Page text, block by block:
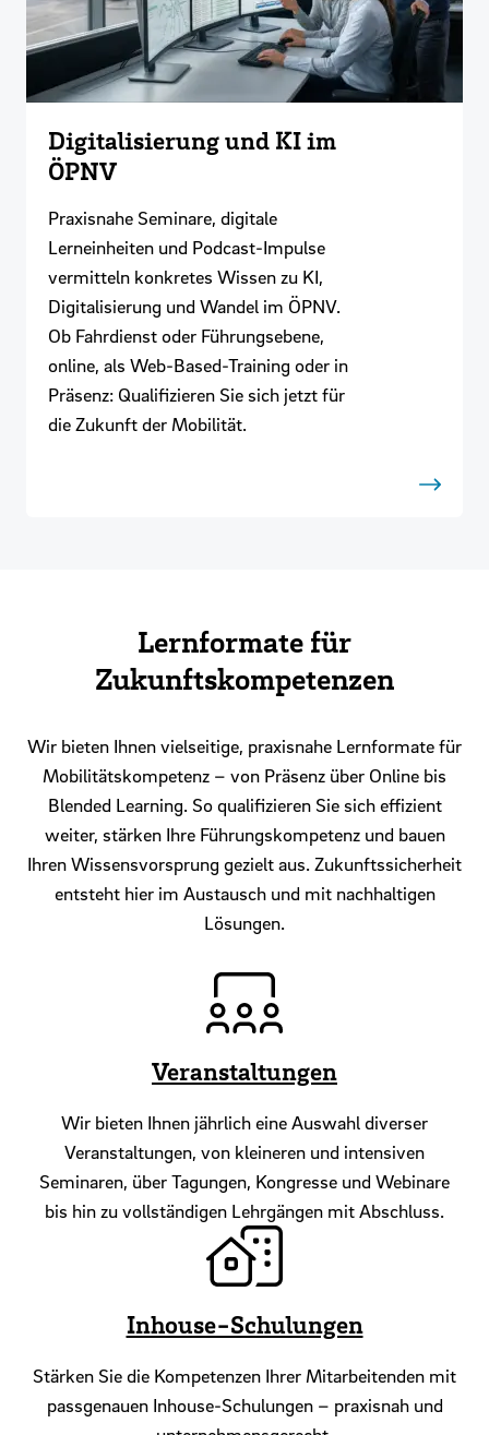
Digitalisierung und KI im
ÖPNV
Praxisnahe Seminare, digitale
Lerneinheiten und Podcast-Impulse
vermitteln konkretes Wissen zu KI,
Digitalisierung und Wandel im ÖPNV.
Ob Fahrdienst oder Führungsebene,
online, als Web-Based-Training oder in
Präsenz: Qualifizieren Sie sich jetzt für
die Zukunft der Mobilität.
Lernformate für
Zukunftskompetenzen
Wir bieten Ihnen vielseitige, praxisnahe Lernformate für
Mobilitätskompetenz – von Präsenz über Online bis
Blended Learning. So qualifizieren Sie sich effizient
weiter, stärken Ihre Führungskompetenz und bauen
Ihren Wissensvorsprung gezielt aus. Zukunftssicherheit
entsteht hier im Austausch und mit nachhaltigen
Lösungen.
Veranstaltungen
Wir bieten Ihnen jährlich eine Auswahl diverser
Veranstaltungen, von kleineren und intensiven
Seminaren, über Tagungen, Kongresse und Webinare
bis hin zu vollständigen Lehrgängen mit Abschluss.
Inhouse-Schulungen
Stärken Sie die Kompetenzen Ihrer Mitarbeitenden mit
passgenauen Inhouse-Schulungen – praxisnah und